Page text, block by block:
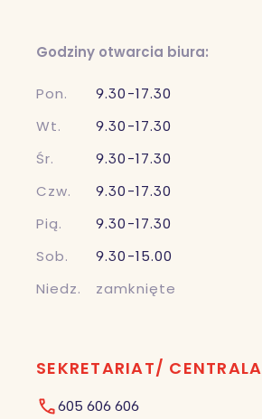
Godziny otwarcia biura:
Pon.
9.30-17.30
Wt.
9.30-17.30
Śr.
9.30-17.30
Czw.
9.30-17.30
Pią.
9.30-17.30
Sob.
9.30-15.00
Niedz.
zamknięte
SEKRETARIAT/ CENTRALA
605 606 606